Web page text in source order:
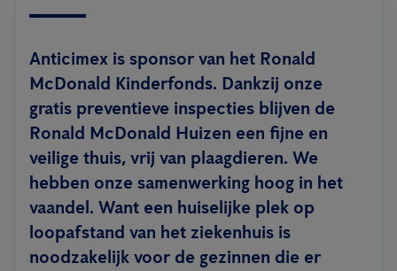
Anticimex is sponsor van het Ronald
McDonald Kinderfonds. Dankzij onze
gratis preventieve inspecties blijven de
Ronald McDonald Huizen een fijne en
veilige thuis, vrij van plaagdieren. We
hebben onze samenwerking hoog in het
vaandel. Want een huiselijke plek op
loopafstand van het ziekenhuis is
noodzakelijk voor de gezinnen die er